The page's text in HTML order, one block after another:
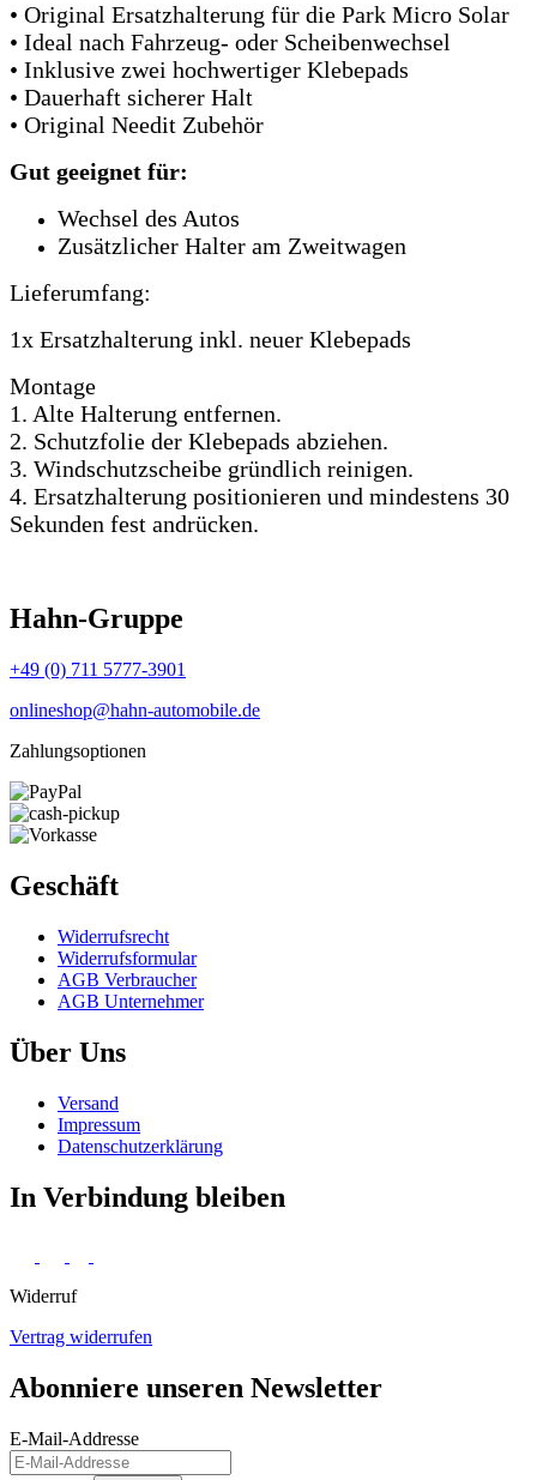
• Original Ersatzhalterung für die Park Micro Solar
• Ideal nach Fahrzeug- oder Scheibenwechsel
• Inklusive zwei hochwertiger Klebepads
• Dauerhaft sicherer Halt
• Original Needit Zubehör
Gut geeignet für:
Wechsel des Autos
Zusätzlicher Halter am Zweitwagen
Lieferumfang:
1x Ersatzhalterung inkl. neuer Klebepads
Montage
1. Alte Halterung entfernen.
2. Schutzfolie der Klebepads abziehen.
3. Windschutzscheibe gründlich reinigen.
4. Ersatzhalterung positionieren und mindestens 30
Sekunden fest andrücken.
Hahn-Gruppe
+49 (0) 711 5777-3901
onlineshop@hahn-automobile.de
Zahlungsoptionen
Geschäft
Widerrufs­recht
Widerrufs­formular
AGB Verbraucher
AGB Unternehmer
Über Uns
Versand
Impressum
Daten­schutz­erklärung
In Verbindung bleiben
Widerruf
Vertrag widerrufen
Abonniere unseren Newsletter
E-Mail-Addresse